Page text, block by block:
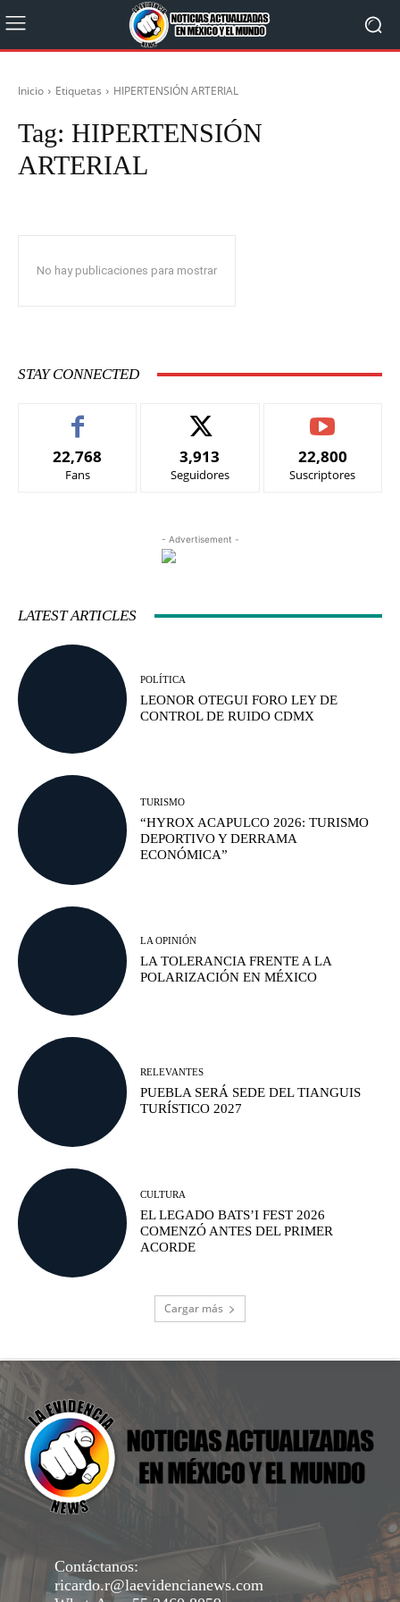
Inicio Etiquetas HIPERTENSIÓN ARTERIAL
Tag: HIPERTENSIÓN
ARTERIAL
No hay publicaciones para mostrar
STAY CONNECTED
22,768
Fans
3,913
Seguidores
22,800
Suscriptores
- Advertisement -
LATEST ARTICLES
POLÍTICA
LEONOR OTEGUI FORO LEY DE
CONTROL DE RUIDO CDMX
TURISMO
“HYROX ACAPULCO 2026: TURISMO
DEPORTIVO Y DERRAMA
ECONÓMICA”
LA OPINIÓN
LA TOLERANCIA FRENTE A LA
POLARIZACIÓN EN MÉXICO
RELEVANTES
PUEBLA SERÁ SEDE DEL TIANGUIS
TURÍSTICO 2027
CULTURA
EL LEGADO BATS’I FEST 2026
COMENZÓ ANTES DEL PRIMER
ACORDE
Cargar más
Contáctanos:
ricardo.r@laevidencianews.com